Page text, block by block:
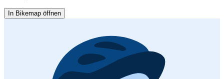
In Bikemap öffnen